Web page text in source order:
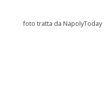
foto tratta da NapolyToday